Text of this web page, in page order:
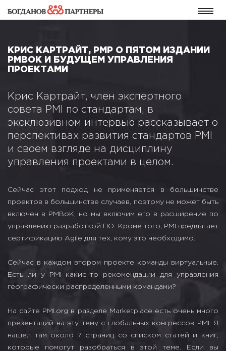
КРИС КАРТРАЙТ, PMP О ПЯТОМ ИЗДАНИИ
PMBOK И БУДУЩЕМ УПРАВЛЕНИЯ
ПРОЕКТАМИ
Крис Картрайт, член экспертного
совета PMI по стандартам, в
эксклюзивном интервью рассказывает о
перспективах развития стандартов PMI
и своем взгляде на дисциплину
управления проектами в целом.
Сейчас этот подход не применяется в большинстве
проектов в большинстве случаев, поэтому не может быть
включен в PMBoK, но мы включим его в расширение по
управлению разработкой ПО. Кроме того, PMI предлагает
сертификацию Agile для тех, кому это необходимо.
Сейчас в каждом втором проекте команды виртуальные.
Есть ли у PMI какие-то рекомендации для управления
географически распределенными командами?
На сайте PMI.org в разделе Marketplace есть очень много
презентаций на эту тему с глобальных конгрессов PMI. Я
нашел там около 7 страниц со списком статей и книг,
которые помогут разобраться в этой теме. Если вы